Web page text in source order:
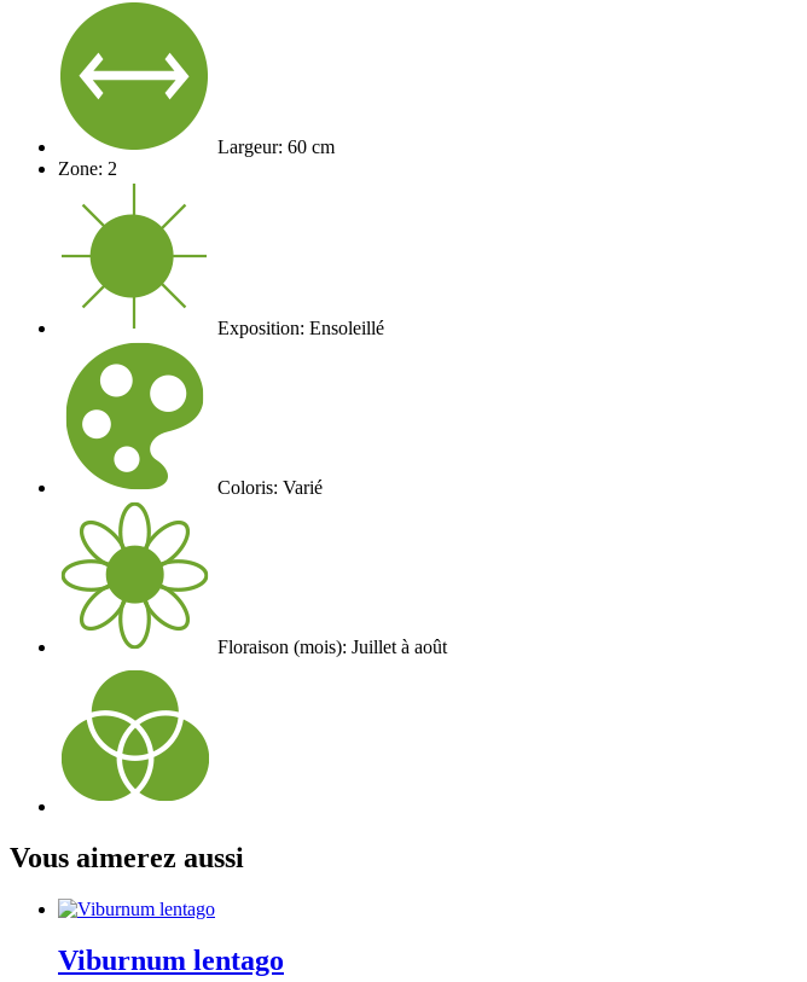
Largeur: 60 cm
Zone: 2
Exposition: Ensoleillé
Coloris: Varié
Floraison (mois): Juillet à août
Vous aimerez aussi
Viburnum lentago